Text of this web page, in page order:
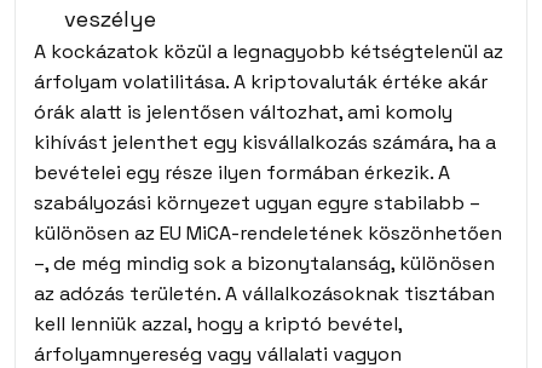
veszélye
A kockázatok közül a legnagyobb kétségtelenül az
árfolyam volatilitása. A kriptovaluták értéke akár
órák alatt is jelentősen változhat, ami komoly
kihívást jelenthet egy kisvállalkozás számára, ha a
bevételei egy része ilyen formában érkezik. A
szabályozási környezet ugyan egyre stabilabb –
különösen az EU MiCA-rendeletének köszönhetően
–, de még mindig sok a bizonytalanság, különösen
az adózás területén. A vállalkozásoknak tisztában
kell lenniük azzal, hogy a kriptó bevétel,
árfolyamnyereség vagy vállalati vagyon